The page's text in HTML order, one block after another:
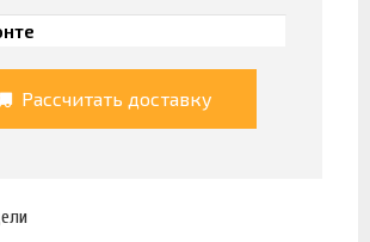
Рассчитать доставку